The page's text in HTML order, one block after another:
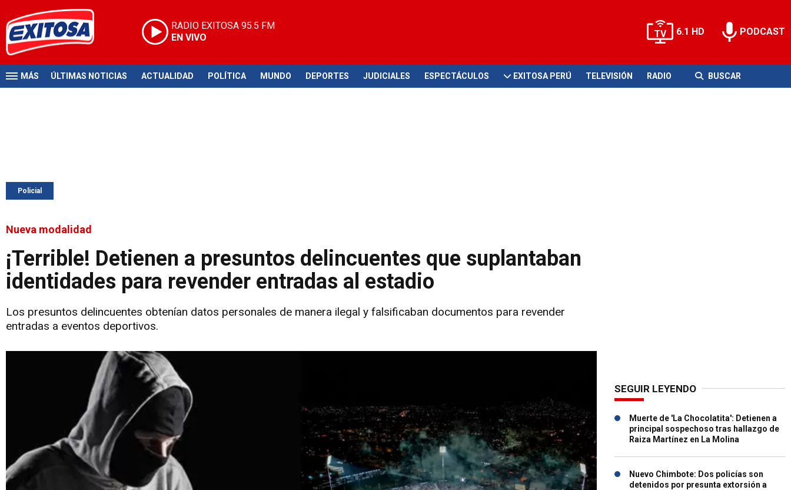
RADIO EXITOSA 95.5 FM
EN VIVO
6.1 HD PODCAST
MÁS ÚLTIMAS NOTICIAS ACTUALIDAD POLÍTICA MUNDO DEPORTES JUDICIALES ESPECTÁCULOS EXITOSA PERÚ TELEVISIÓN RADIO BUSCAR
Policial
Nueva modalidad
¡Terrible! Detienen a presuntos delincuentes que suplantaban
identidades para revender entradas al estadio
Los presuntos delincuentes obtenían datos personales de manera ilegal y falsificaban documentos para revender
entradas a eventos deportivos.
SEGUIR LEYENDO
Muerte de 'La Chocolatita': Detienen a
principal sospechoso tras hallazgo de
Raiza Martínez en La Molina
Nuevo Chimbote: Dos policías son
detenidos por presunta extorsión a